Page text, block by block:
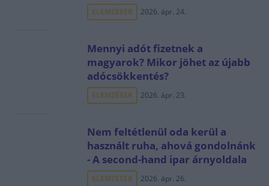
ELEMZÉSEK 2026. ápr. 24.
Mennyi adót fizetnek a
magyarok? Mikor jöhet az újabb
adócsökkentés?
ELEMZÉSEK 2026. ápr. 23.
Nem feltétlenül oda kerül a
használt ruha, ahová gondolnánk
- A second-hand ipar árnyoldala
ELEMZÉSEK 2026. ápr. 26.